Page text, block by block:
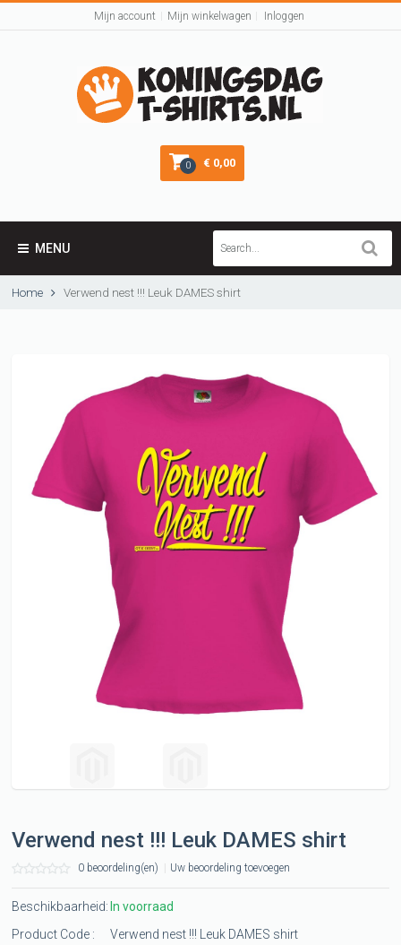
Mijn account Mijn winkelwagen Inloggen
0 € 0,00
MENU
Home Verwend nest !!! Leuk DAMES shirt
Verwend nest !!! Leuk DAMES shirt
0 beoordeling(en) Uw beoordeling toevoegen
Beschikbaarheid: In voorraad
Product Code :
Verwend nest !!! Leuk DAMES shirt